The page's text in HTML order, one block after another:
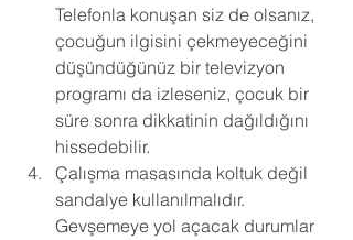
Telefonla konuşan siz de olsanız,
çocuğun ilgisini çekmeyeceğini
düşündüğünüz bir televizyon
programı da izleseniz, çocuk bir
süre sonra dikkatinin dağıldığını
hissedebilir.
Çalışma masasında koltuk değil
sandalye kullanılmalıdır.
Gevşemeye yol açacak durumlar